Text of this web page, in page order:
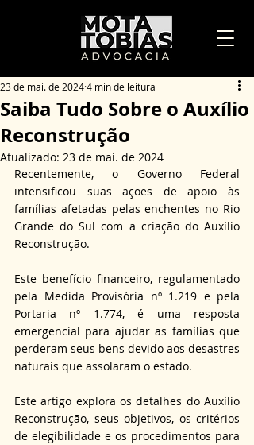
Saiba Tudo Sobre o Auxílio
Reconstrução
23 de mai. de 20244 min de leitura
Atualizado: 23 de mai. de 2024
Recentemente, o Governo Federal
intensificou suas ações de apoio às
famílias afetadas pelas enchentes no Rio
Grande do Sul com a criação do Auxílio
Reconstrução.
Este benefício financeiro, regulamentado
pela Medida Provisória nº 1.219 e pela
Portaria nº 1.774, é uma resposta
emergencial para ajudar as famílias que
perderam seus bens devido aos desastres
naturais que assolaram o estado.
Este artigo explora os detalhes do Auxílio
Reconstrução, seus objetivos, os critérios
de elegibilidade e os procedimentos para